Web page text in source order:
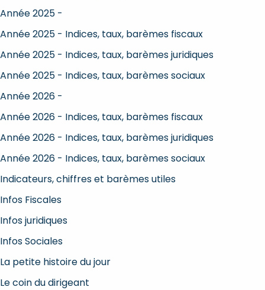
Année 2025 -
Année 2025 - Indices, taux, barèmes fiscaux
Année 2025 - Indices, taux, barèmes juridiques
Année 2025 - Indices, taux, barèmes sociaux
Année 2026 -
Année 2026 - Indices, taux, barèmes fiscaux
Année 2026 - Indices, taux, barèmes juridiques
Année 2026 - Indices, taux, barèmes sociaux
Indicateurs, chiffres et barèmes utiles
Infos Fiscales
Infos juridiques
Infos Sociales
La petite histoire du jour
Le coin du dirigeant